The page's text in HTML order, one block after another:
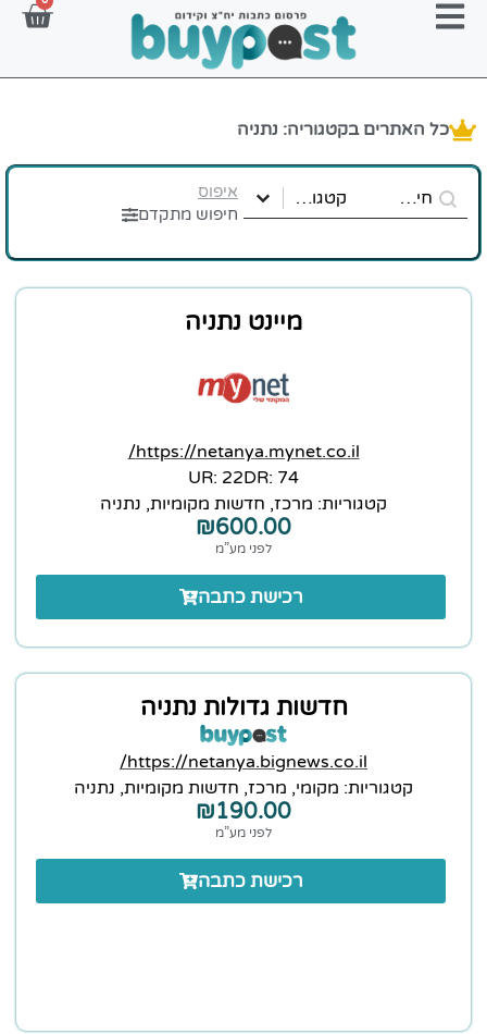
כל האתרים בקטגוריה: נתניה
website-name-search
Search content קטגוריות אתר
Select content
Select content
איפוס
חיפוש מתקדם
מיינט נתניה
https://netanya.mynet.co.il/
74 :DR
22 :UR
קטגוריות: מרכז, חדשות מקומיות, נתניה
₪600.00
לפני מע”מ
רכישת כתבה
חדשות גדולות נתניה
https://netanya.bignews.co.il/
קטגוריות: מקומי, מרכז, חדשות מקומיות, נתניה
₪190.00
לפני מע”מ
רכישת כתבה